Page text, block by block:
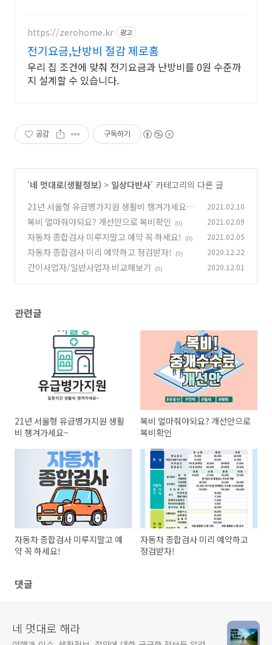
https://zerohome.kr 광고
전기요금,난방비 절감 제로홈
우리 집 조건에 맞춰 전기요금과 난방비를 0원 수준까
지 설계할 수 있습니다.
공감 구독하기
'네 멋대로(생활정보) > 일상다반사' 카테고리의 다른 글
21년 서울형 유급병가지원 생활비 챙겨가세요~
(0)
2021.02.10
복비 얼마줘야되요? 개선안으로 복비확인 (0) 2021.02.09
자동차 종합검사 미루지말고 예약 꼭 하세요! (0) 2021.02.05
자동차 종합검사 미리 예약하고 정검받자! (0) 2020.12.22
간이사업자/일반사업자 비교해보기 (0) 2020.12.01
관련글
21년 서울형 유급병가지원 생활
비 챙겨가세요~
복비 얼마줘야되요? 개선안으로
복비확인
자동차 종합검사 미루지말고 예
약 꼭 하세요!
자동차 종합검사 미리 예약하고
정검받자!
댓글
네 멋대로 해라